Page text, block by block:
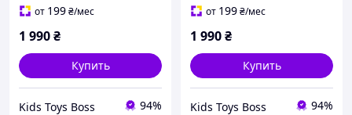
от 199₴/мес
1 990₴
Купить
Kids Toys Boss 94%
от 199₴/мес
1 990₴
Купить
Kids Toys Boss 94%